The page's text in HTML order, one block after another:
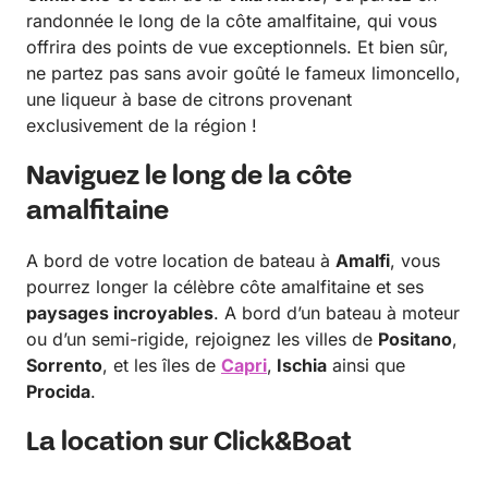
randonnée le long de la côte amalfitaine, qui vous
offrira des points de vue exceptionnels. Et bien sûr,
ne partez pas sans avoir goûté le fameux limoncello,
une liqueur à base de citrons provenant
exclusivement de la région !
Naviguez le long de la côte
amalfitaine
A bord de votre location de bateau à Amalfi, vous
pourrez longer la célèbre côte amalfitaine et ses
paysages incroyables. A bord d’un bateau à moteur
ou d’un semi-rigide, rejoignez les villes de Positano,
Sorrento, et les îles de Capri, Ischia ainsi que
Procida.
La location sur Click&Boat